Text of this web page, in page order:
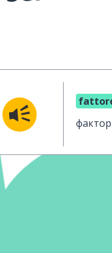
фактор